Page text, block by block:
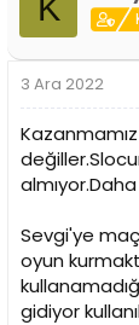
l
K
3 Ara 2022
Sevgi'ye
oyun
gidiyor